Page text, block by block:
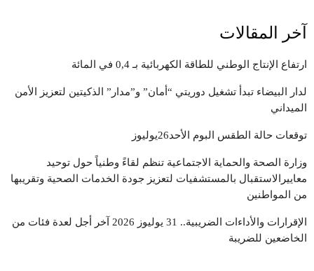
آخر المقالات
ارتفاع الإنتاج الوطني للطاقة الكهربائية بـ 0,4 في المائة
لدار البيضاء تبدأ تشغيل دوريتي “أمان” و”مدار” الذكيتين لتعزيز الأمن
الميداني
توقعات حالة الطقس البوم الأحد26يوليوز
وزارة الصحة والحماية الاجتماعية تنظم لقاءً وطنياً حول توحيد
معاييرالاستقبال بالمستشفيات لتعزيز جودة الخدمات الصحية وتقريبها
من المواطنين
الإقرارات والأداءات الضريبية.. 31 يوليوز 2026 آخر أجل لعدة فئات من
الخاضعين للضريبة